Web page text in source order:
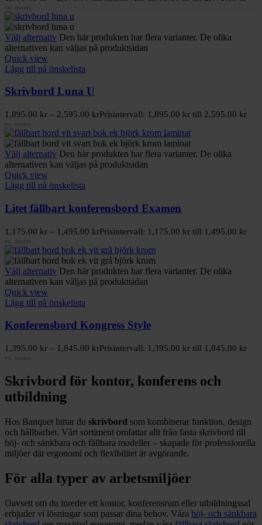
ex. moms
Välj alternativ Den här produkten har flera varianter. De olika
alternativen kan väljas på produktsidan
Quick view
Lägg till på önskelista
Skrivbord Luna U
1,895.00 kr – 2,595.00 krPrisintervall: 1,895.00 kr till 2,595.00 kr
ex. moms
Välj alternativ Den här produkten har flera varianter. De olika
alternativen kan väljas på produktsidan
Quick view
Lägg till på önskelista
Litet fällbart konferensbord Examen
1,175.00 kr – 1,495.00 krPrisintervall: 1,175.00 kr till 1,495.00 kr
ex. moms
Välj alternativ Den här produkten har flera varianter. De olika
alternativen kan väljas på produktsidan
Quick view
Lägg till på önskelista
Konferensbord Kongress Style
1,395.00 kr – 1,845.00 krPrisintervall: 1,395.00 kr till 1,845.00 kr
ex. moms
Skrivbord för kontor, konferens och
utbildning
Hos Banquet hittar du skrivbord som kombinerar funktion, design
och hållbarhet. Vårt sortiment omfattar allt från fasta skrivbord till
höj- och sänkbara och fällbara modeller – skapade för professionella
miljöer där ergonomi och flexibilitet är avgörande.
För alla typer av arbetsmiljöer
Oavsett om du inreder ett kontor, konferensrum eller utbildningssal
erbjuder vi lösningar som passar dina behov. Våra höj- och sänkbara